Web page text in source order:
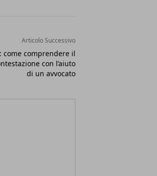
Articolo Successivo
comprendere il
con l’aiuto
di un avvocato